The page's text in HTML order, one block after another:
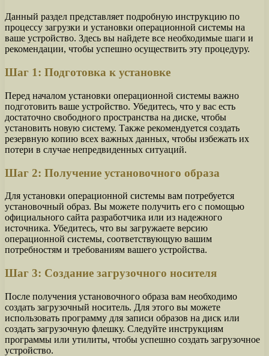
Данный раздел представляет подробную инструкцию по
процессу загрузки и установки операционной системы на
ваше устройство. Здесь вы найдете все необходимые шаги и
рекомендации, чтобы успешно осуществить эту процедуру.
Шаг 1: Подготовка к установке
Перед началом установки операционной системы важно
подготовить ваше устройство. Убедитесь, что у вас есть
достаточно свободного пространства на диске, чтобы
установить новую систему. Также рекомендуется создать
резервную копию всех важных данных, чтобы избежать их
потери в случае непредвиденных ситуаций.
Шаг 2: Получение установочного образа
Для установки операционной системы вам потребуется
установочный образ. Вы можете получить его с помощью
официального сайта разработчика или из надежного
источника. Убедитесь, что вы загружаете версию
операционной системы, соответствующую вашим
потребностям и требованиям вашего устройства.
Шаг 3: Создание загрузочного носителя
После получения установочного образа вам необходимо
создать загрузочный носитель. Для этого вы можете
использовать программу для записи образов на диск или
создать загрузочную флешку. Следуйте инструкциям
программы или утилиты, чтобы успешно создать загрузочное
устройство.